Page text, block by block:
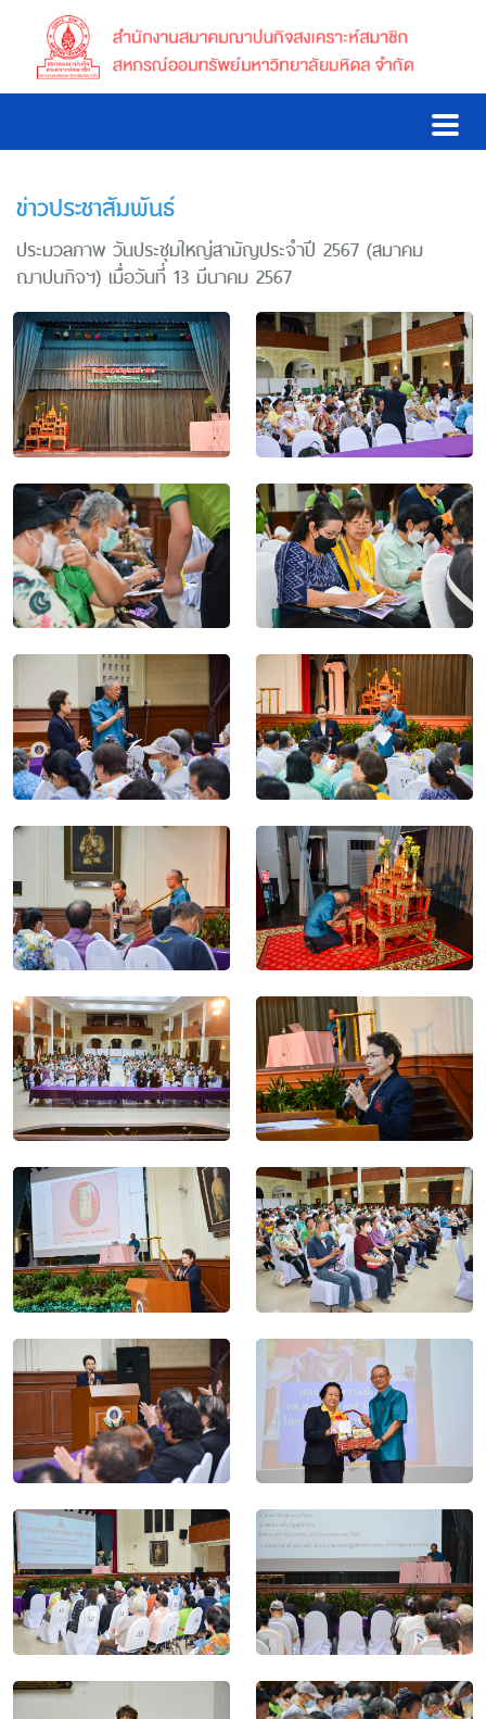
ข่าวประชาสัมพันธ์
ประมวลภาพ วันประชุมใหญ่สามัญประจำปี 2567 (สมาคม
ฌาปนกิจฯ) เมื่อวันที่ 13 มีนาคม 2567